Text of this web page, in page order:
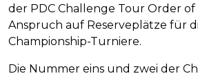
der PDC Challenge Tour Order
Anspruch auf Reserveplätze für
Championship-Turniere.
Die Nummer eins und zwei der